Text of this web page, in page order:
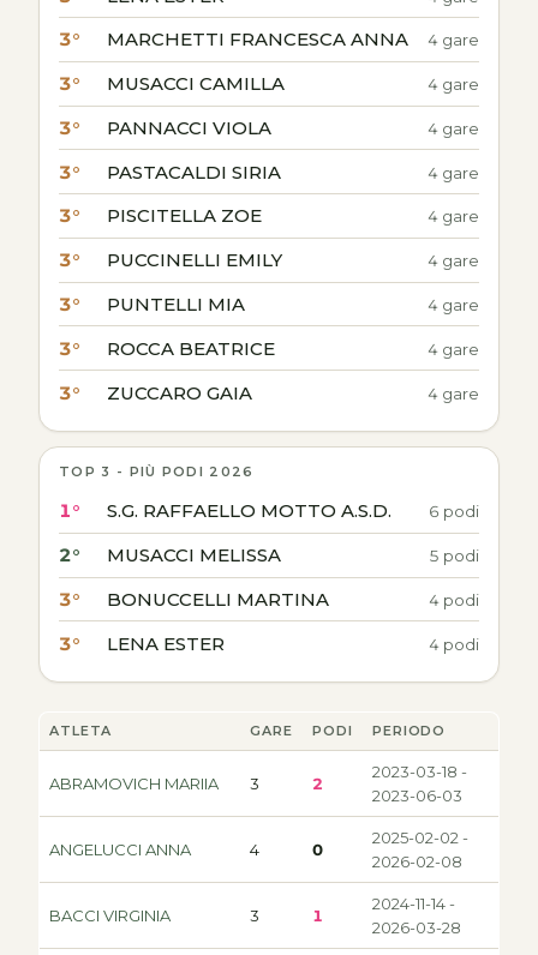
3° MARCHETTI FRANCESCA ANNA 4 gare
3° MUSACCI CAMILLA 4 gare
3° PANNACCI VIOLA 4 gare
3° PASTACALDI SIRIA 4 gare
3° PISCITELLA ZOE 4 gare
3° PUCCINELLI EMILY 4 gare
3° PUNTELLI MIA 4 gare
3° ROCCA BEATRICE 4 gare
3° ZUCCARO GAIA 4 gare
TOP 3 - PIÙ PODI 2026
1° S.G. RAFFAELLO MOTTO A.S.D. 6 podi
2° MUSACCI MELISSA 5 podi
3° BONUCCELLI MARTINA 4 podi
3° LENA ESTER 4 podi
ATLETA GARE PODI PERIODO
ABRAMOVICH MARIIA 3 2
2023-03-18 -
2023-06-03
ANGELUCCI ANNA 4 0
2025-02-02 -
2026-02-08
BACCI VIRGINIA 3 1
2024-11-14 -
2026-03-28